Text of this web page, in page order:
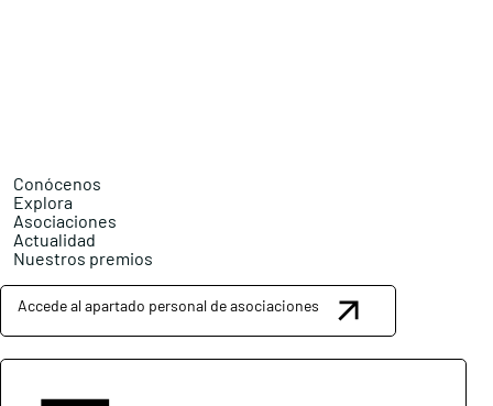
Conócenos
Explora
Asociaciones
Actualidad
Nuestros premios
Accede al apartado personal de asociaciones